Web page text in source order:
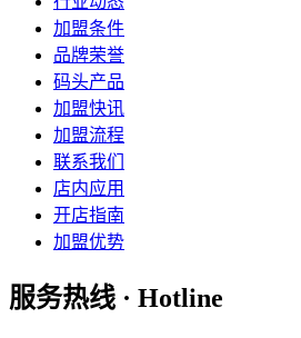
加盟条件
品牌荣誉
码头产品
加盟快讯
加盟流程
联系我们
店内应用
开店指南
加盟优势
服务热线 · Hotline